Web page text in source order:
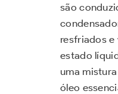
são
resfriados e
estado
uma
óleo